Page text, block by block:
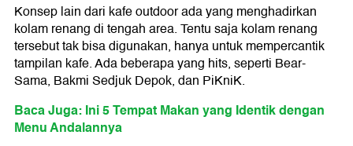
Konsep lain dari kafe outdoor ada yang menghadirkan
kolam renang di tengah area. Tentu saja kolam renang
tersebut tak bisa digunakan, hanya untuk mempercantik
tampilan kafe. Ada beberapa yang hits, seperti Bear-
Sama, Bakmi Sedjuk Depok, dan PiKniK.
Baca Juga: Ini 5 Tempat Makan yang Identik dengan
Menu Andalannya